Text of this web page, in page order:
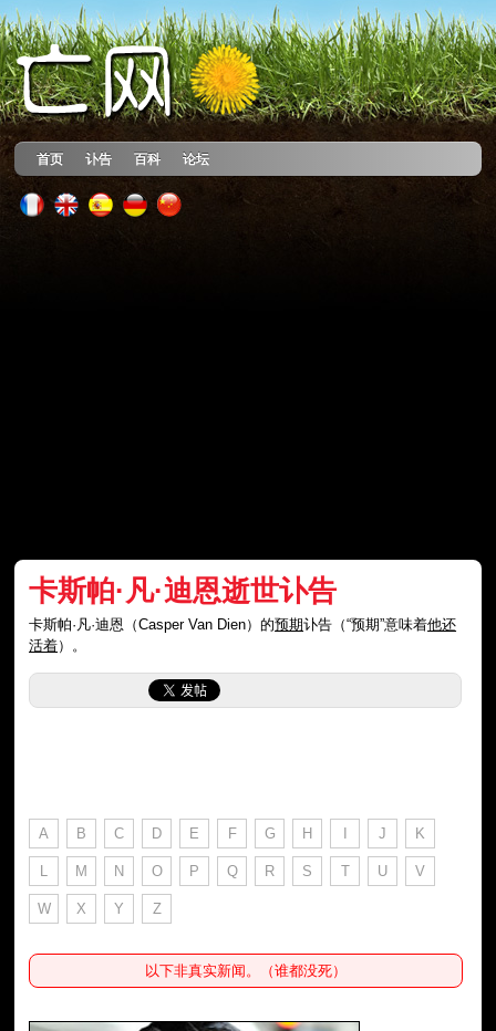
首页 讣告 百科 论坛
卡斯帕·凡·迪恩逝世讣告
卡斯帕·凡·迪恩（Casper Van Dien）的预期讣告（“预期”意味着他还
活着）。
A B C D E F G H I J K
L M N O P Q R S T U V
W X Y Z
以下非真实新闻。（谁都没死）